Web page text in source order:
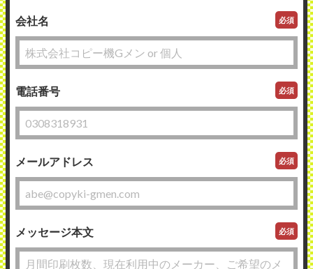
会社名 必須
電話番号 必須
メールアドレス 必須
メッセージ本文 必須